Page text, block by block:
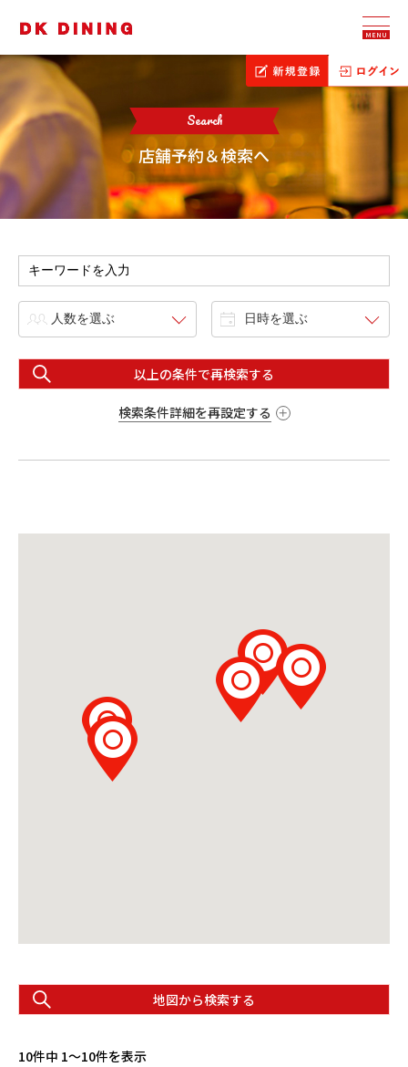
MENU
Search
店舗予約＆検索へ
検索条件詳細を再設定する
地図から検索する
10件中 1〜10件を表示